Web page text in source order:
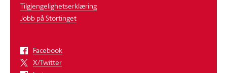
Tilgjengelighetserklæring
Jobb på Stortinget
Facebook
X/Twitter